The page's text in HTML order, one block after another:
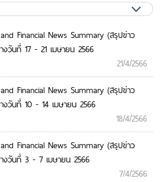
Financial News Summary (สรุปข่าว
วันที่ 17 - 21 เมษายน 2566
21/4/2566
Financial News Summary (สรุปข่าว
งวันที่ 10 - 14 เมษายน 2566
18/4/2566
Financial News Summary (สรุปข่าว
งวันที่ 3 - 7 เมษายน 2566
7/4/2566